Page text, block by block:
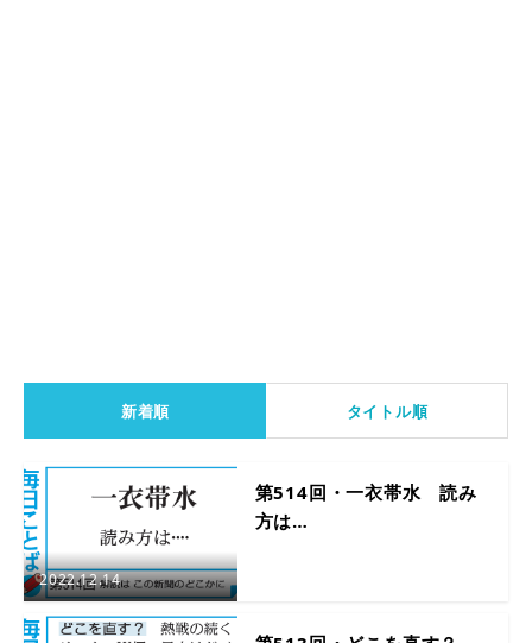
新着順 タイトル順
2022.12.14
第514回・一衣帯水 読み
方は…